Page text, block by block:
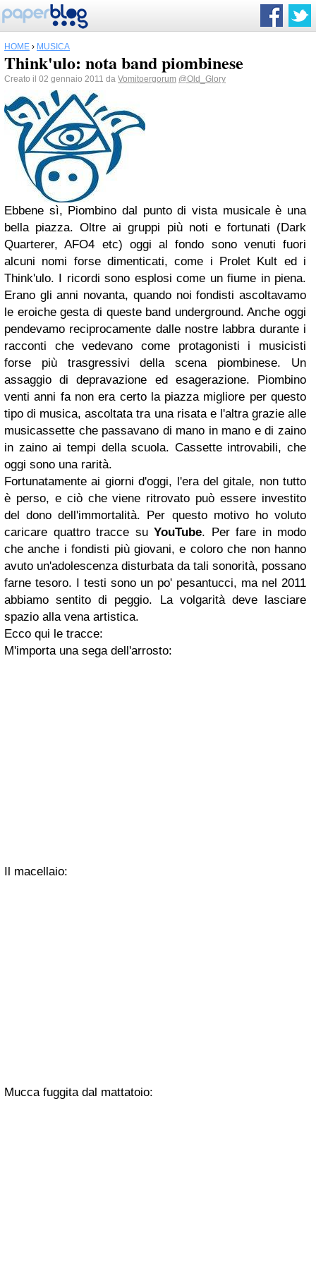
HOME › MUSICA
Think'ulo: nota band piombinese
Creato il 02 gennaio 2011 da Vomitoergorum @Old_Glory
Ebbene sì, Piombino dal punto di vista musicale è una
bella piazza. Oltre ai gruppi più noti e fortunati (Dark
Quarterer, AFO4 etc) oggi al fondo sono venuti fuori
alcuni nomi forse dimenticati, come i Prolet Kult ed i
Think'ulo. I ricordi sono esplosi come un fiume in piena.
Erano gli anni novanta, quando noi fondisti ascoltavamo
le eroiche gesta di queste band underground. Anche oggi
pendevamo reciprocamente dalle nostre labbra durante i
racconti che vedevano come protagonisti i musicisti
forse più trasgressivi della scena piombinese. Un
assaggio di depravazione ed esagerazione. Piombino
venti anni fa non era certo la piazza migliore per questo
tipo di musica, ascoltata tra una risata e l'altra grazie alle
musicassette che passavano di mano in mano e di zaino
in zaino ai tempi della scuola. Cassette introvabili, che
oggi sono una rarità.
Fortunatamente ai giorni d'oggi, l'era del gitale, non tutto
è perso, e ciò che viene ritrovato può essere investito
del dono dell'immortalità. Per questo motivo ho voluto
caricare quattro tracce su YouTube. Per fare in modo
che anche i fondisti più giovani, e coloro che non hanno
avuto un'adolescenza disturbata da tali sonorità, possano
farne tesoro. I testi sono un po' pesantucci, ma nel 2011
abbiamo sentito di peggio. La volgarità deve lasciare
spazio alla vena artistica.
Ecco qui le tracce:
M'importa una sega dell'arrosto:
Il macellaio:
Mucca fuggita dal mattatoio: